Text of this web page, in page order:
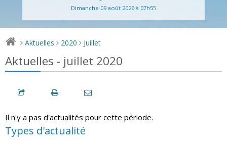
Dimanche 09 août 2026 à 07h55
> Aktuelles > 2020 > Juillet
Aktuelles - juillet 2020
Il n'y a pas d'actualités pour cette période.
Types d'actualité